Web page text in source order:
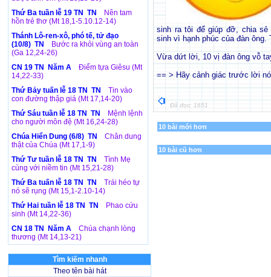
Thứ Ba tuần lễ 19 TN TN
Nên tam
hồn trẻ thơ (Mt 18,1-5.10.12-14)
Thánh Lô-ren-xô, phó tế, tử đạo
(10/8) TN
Bước ra khỏi vùng an toàn
(Ga 12,24-26)
CN 19 TN Năm A
Điểm tựa Giêsu (Mt
14,22-33)
Thứ Bảy tuấn lễ 18 TN TN
Tin vào
con đường thập giá (Mt 17,14-20)
Thứ Sáu tuần lễ 18 TN TN
Mệnh lệnh
cho người môn đệ (Mt 16,24-28)
Chúa Hiển Dung (6/8) TN
Chân dung
thật của Chúa (Mt 17,1-9)
Thứ Tư tuần lễ 18 TN TN
Tình Mẹ
cùng với niềm tin (Mt 15,21-28)
Thứ Ba tuấn lễ 18 TN TN
Trái héo tự
nó sẽ rụng (Mt 15,1-2.10-14)
Thứ Hai tuần lễ 18 TN TN
Phao cứu
sinh (Mt 14,22-36)
CN 18 TN Năm A
Chúa chạnh lòng
thương (Mt 14,13-21)
Tìm kiếm nhanh
Theo tên bài hát
sinh ra tôi để giúp đỡ, chia
sinh vì hạnh phúc của đàn
Vừa dứt lời, 10 vị đàn ông vỗ
== > Hãy cảnh giác trước lời
Đã đọc: 1651
10 bài mới hơn
10 bài cũ hơn